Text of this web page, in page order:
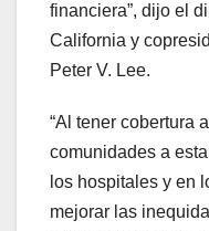
financiera”, dijo el
California y
Peter V. Lee.
“Al tener cobertura
comunidades a
los hospitales y en
mejorar las